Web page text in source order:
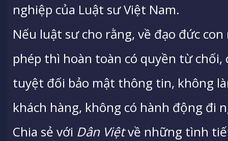
nghiệp của Luật sư Việt Nam.
Nếu luật sư cho rằng, về đạo đức
phép thì hoàn toàn có quyền từ
tuyệt đối bảo mật thông tin, không
khách hàng, không có hành động đi
Chia sẻ với Dân Việtvề những tình